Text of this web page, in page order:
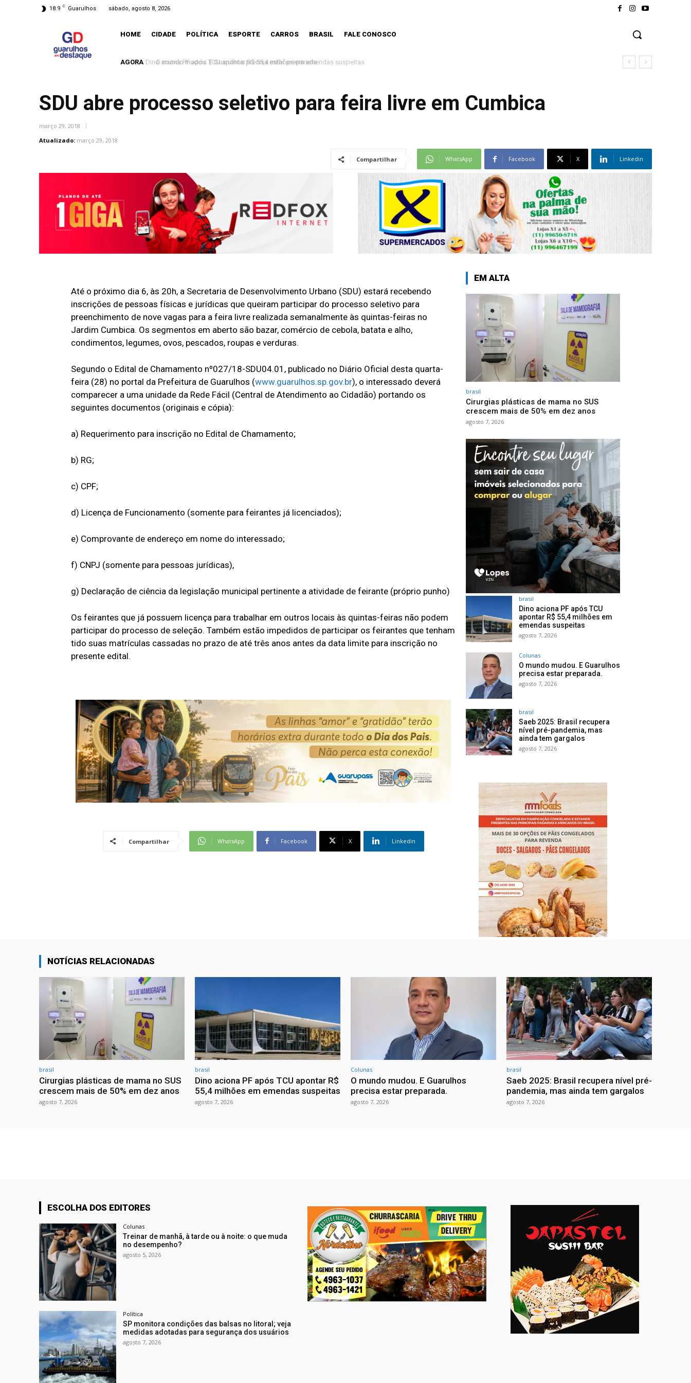
18.9 C Guarulhos sábado, agosto 8, 2026
HOME CIDADE POLÍTICA ESPORTE CARROS BRASIL FALE CONOSCO
AGORA O mundo mudou. E Guarulhos precisa estar preparada.
SDU abre processo seletivo para feira livre em Cumbica
março 29, 2018
Atualizado: março 29, 2018
Compartilhar WhatsApp Facebook X Linkedin
Até o próximo dia 6, às 20h, a Secretaria de Desenvolvimento Urbano (SDU) estará recebendo
inscrições de pessoas físicas e jurídicas que queiram participar do processo seletivo para
preenchimento de nove vagas para a feira livre realizada semanalmente às quintas-feiras no
Jardim Cumbica. Os segmentos em aberto são bazar, comércio de cebola, batata e alho,
condimentos, legumes, ovos, pescados, roupas e verduras.
Segundo o Edital de Chamamento nº027/18-SDU04.01, publicado no Diário Oficial desta quarta-
feira (28) no portal da Prefeitura de Guarulhos (www.guarulhos.sp.gov.br), o interessado deverá
comparecer a uma unidade da Rede Fácil (Central de Atendimento ao Cidadão) portando os
seguintes documentos (originais e cópia):
a) Requerimento para inscrição no Edital de Chamamento;
b) RG;
c) CPF;
d) Licença de Funcionamento (somente para feirantes já licenciados);
e) Comprovante de endereço em nome do interessado;
f) CNPJ (somente para pessoas jurídicas),
g) Declaração de ciência da legislação municipal pertinente a atividade de feirante (próprio punho)
Os feirantes que já possuem licença para trabalhar em outros locais às quintas-feiras não podem
participar do processo de seleção. Também estão impedidos de participar os feirantes que tenham
tido suas matrículas cassadas no prazo de até três anos antes da data limite para inscrição no
presente edital.
Compartilhar WhatsApp Facebook X Linkedin
EM ALTA
brasil
Cirurgias plásticas de mama no SUS
crescem mais de 50% em dez anos
agosto 7, 2026
brasil
Dino aciona PF após TCU
apontar R$ 55,4 milhões em
emendas suspeitas
agosto 7, 2026
Colunas
O mundo mudou. E Guarulhos
precisa estar preparada.
agosto 7, 2026
brasil
Saeb 2025: Brasil recupera
nível pré-pandemia, mas
ainda tem gargalos
agosto 7, 2026
NOTÍCIAS RELACIONADAS
brasil
Cirurgias plásticas de mama no SUS
crescem mais de 50% em dez anos
agosto 7, 2026
brasil
Dino aciona PF após TCU apontar R$
55,4 milhões em emendas suspeitas
agosto 7, 2026
Colunas
O mundo mudou. E Guarulhos
precisa estar preparada.
agosto 7, 2026
brasil
Saeb 2025: Brasil recupera nível pré-
pandemia, mas ainda tem gargalos
agosto 7, 2026
ESCOLHA DOS EDITORES
Colunas
Treinar de manhã, à tarde ou à noite: o que muda
no desempenho?
agosto 5, 2026
Política
SP monitora condições das balsas no litoral; veja
medidas adotadas para segurança dos usuários
agosto 7, 2026